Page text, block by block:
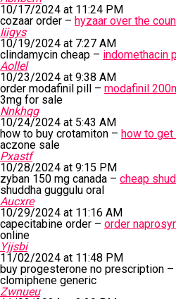
10/17/2024 at 11:24 PM
cozaar order – hyzaar over the
Iiigys
10/19/2024 at 7:27 AM
clindamycin cheap – indomethacin
Aollel
10/23/2024 at 9:38 AM
order modafinil pill – modafinil
3mg for sale
Nnkhqg
10/24/2024 at 5:43 AM
how to buy crotamiton – how to get
aczone sale
Pxastf
10/28/2024 at 9:15 PM
zyban 150 mg canada – cheap
shuddha guggulu oral
Aucxre
10/29/2024 at 11:16 AM
capecitabine order – order
online
Yjjsbi
11/02/2024 at 11:48 PM
buy progesterone no prescription –
clomiphene generic
Zwnueu